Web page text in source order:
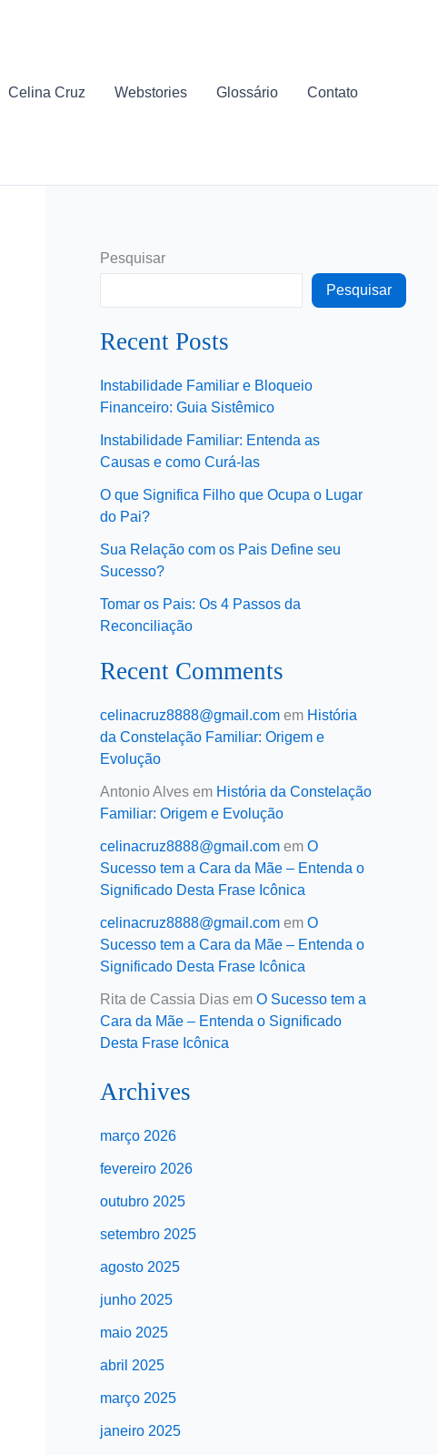
Celina Cruz Webstories Glossário Contato
Pesquisar
Pesquisar
Recent Posts
Instabilidade Familiar e Bloqueio
Financeiro: Guia Sistêmico
Instabilidade Familiar: Entenda as
Causas e como Curá-las
O que Significa Filho que Ocupa o Lugar
do Pai?
Sua Relação com os Pais Define seu
Sucesso?
Tomar os Pais: Os 4 Passos da
Reconciliação
Recent Comments
celinacruz8888@gmail.com em História
da Constelação Familiar: Origem e
Evolução
Antonio Alves em História da Constelação
Familiar: Origem e Evolução
celinacruz8888@gmail.com em O
Sucesso tem a Cara da Mãe – Entenda o
Significado Desta Frase Icônica
celinacruz8888@gmail.com em O
Sucesso tem a Cara da Mãe – Entenda o
Significado Desta Frase Icônica
Rita de Cassia Dias em O Sucesso tem a
Cara da Mãe – Entenda o Significado
Desta Frase Icônica
Archives
março 2026
fevereiro 2026
outubro 2025
setembro 2025
agosto 2025
junho 2025
maio 2025
abril 2025
março 2025
janeiro 2025